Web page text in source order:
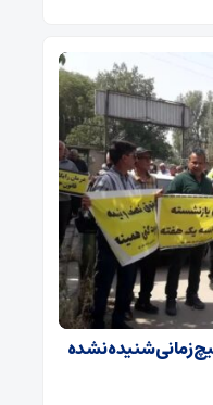
زمانی شنیده نشده